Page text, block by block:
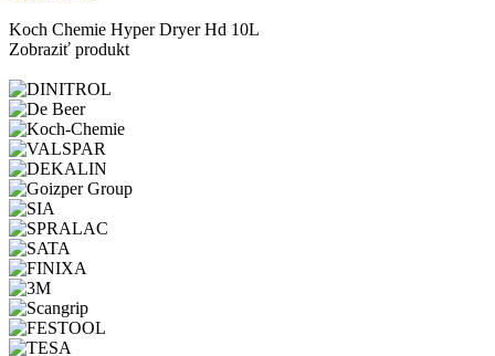
Koch Chemie Hyper Dryer Hd 10L
Zobraziť produkt